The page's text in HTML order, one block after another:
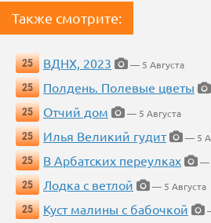
Также смотрите:
25 ВДНХ, 2023
— 5 Августа
25
Полдень. Полевые цветы
25
Отчий дом
— 5 Августа
25
Илья Великий гудит
— 5
25
В Арбатских переулках
—
25
Лодка с ветлой
— 5 Августа
25
Куст малины с бабочкой